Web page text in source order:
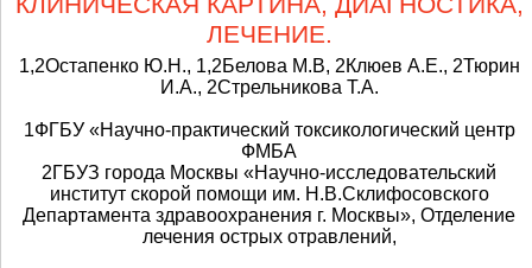
ЛЕЧЕНИЕ.
1,2Остапенко Ю.Н., 1,2Белова М.В, 2Клюев А.Е., 2Тюрин
И.А., 2Стрельникова Т.А.
1ФГБУ «Научно-практический токсикологический центр
ФМБА
2ГБУЗ города Москвы «Научно-исследовательский
институт скорой помощи им. Н.В.Склифосовского
Департамента здравоохранения г. Москвы», Отделение
лечения острых отравлений,